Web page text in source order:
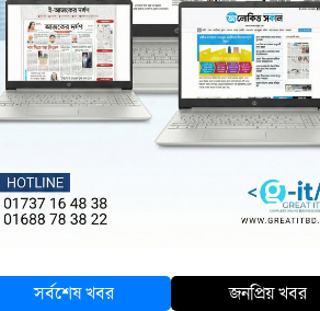
সর্বশেষ খবর
জনপ্রিয় খবর